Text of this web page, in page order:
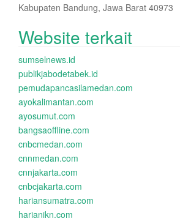
Kabupaten Bandung, Jawa Barat 40973
Website terkait
sumselnews.id
publikjabodetabek.id
pemudapancasilamedan.com
ayokalimantan.com
ayosumut.com
bangsaoffline.com
cnbcmedan.com
cnnmedan.com
cnnjakarta.com
cnbcjakarta.com
hariansumatra.com
harianikn.com